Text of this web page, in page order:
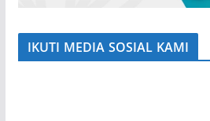
IKUTI MEDIA SOSIAL KAMI